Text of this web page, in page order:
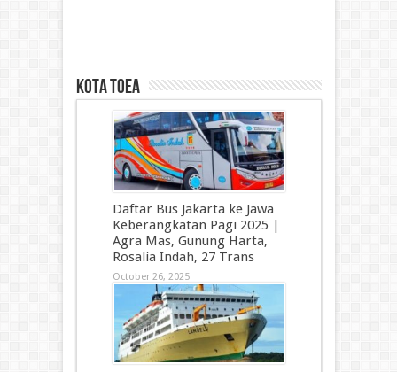
kota toea
Daftar Bus Jakarta ke Jawa
Keberangkatan Pagi 2025 |
Agra Mas, Gunung Harta,
Rosalia Indah, 27 Trans
October 26, 2025